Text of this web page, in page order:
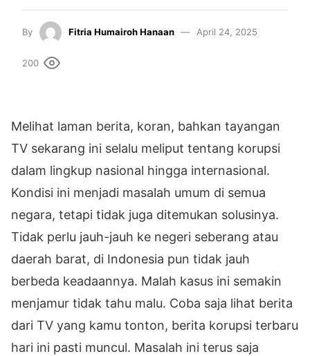
By Fitria Humairoh Hanaan April 24, 2025
200
Melihat laman berita, koran, bahkan tayangan
TV sekarang ini selalu meliput tentang korupsi
dalam lingkup nasional hingga internasional.
Kondisi ini menjadi masalah umum di semua
negara, tetapi tidak juga ditemukan solusinya.
Tidak perlu jauh-jauh ke negeri seberang atau
daerah barat, di Indonesia pun tidak jauh
berbeda keadaannya. Malah kasus ini semakin
menjamur tidak tahu malu. Coba saja lihat berita
dari TV yang kamu tonton, berita korupsi terbaru
hari ini pasti muncul. Masalah ini terus saja